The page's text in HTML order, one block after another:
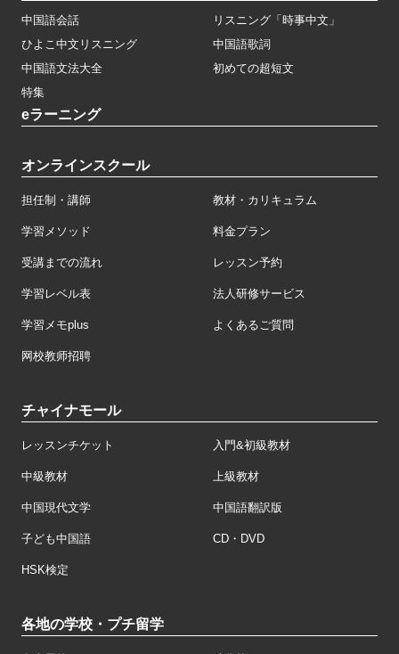
中国語会話
リスニング「時事中文」
ひよこ中文リスニング
中国語歌詞
中国語文法大全
初めての超短文
特集
eラーニング
オンラインスクール
担任制・講師 教材・カリキュラム
学習メソッド 料金プラン
受講までの流れ レッスン予約
学習レベル表 法人研修サービス
学習メモplus よくあるご質問
网校教师招聘
チャイナモール
レッスンチケット 入門&初級教材
中級教材 上級教材
中国現代文学 中国語翻訳版
子ども中国語 CD・DVD
HSK検定
各地の学校・プチ留学